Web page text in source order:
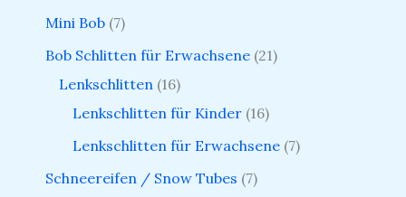
Mini Bob 7
Bob Schlitten für Erwachsene 21
Lenkschlitten 16
Lenkschlitten für Kinder 16
Lenkschlitten für Erwachsene 7
Schneereifen / Snow Tubes 7